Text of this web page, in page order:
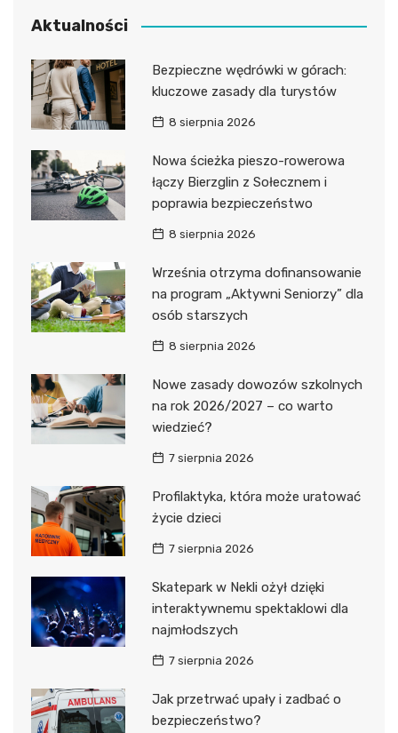
Aktualności
Bezpieczne wędrówki w górach:
kluczowe zasady dla turystów
8 sierpnia 2026
Nowa ścieżka pieszo-rowerowa
łączy Bierzglin z Sołecznem i
poprawia bezpieczeństwo
8 sierpnia 2026
Września otrzyma dofinansowanie
na program „Aktywni Seniorzy” dla
osób starszych
8 sierpnia 2026
Nowe zasady dowozów szkolnych
na rok 2026/2027 – co warto
wiedzieć?
7 sierpnia 2026
Profilaktyka, która może uratować
życie dzieci
7 sierpnia 2026
Skatepark w Nekli ożył dzięki
interaktywnemu spektaklowi dla
najmłodszych
7 sierpnia 2026
Jak przetrwać upały i zadbać o
bezpieczeństwo?